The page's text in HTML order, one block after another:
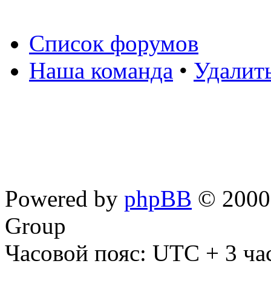
Список форумов
Наша команда •
Powered by phpBB ©
Group
Часовой пояс: UTC + 3